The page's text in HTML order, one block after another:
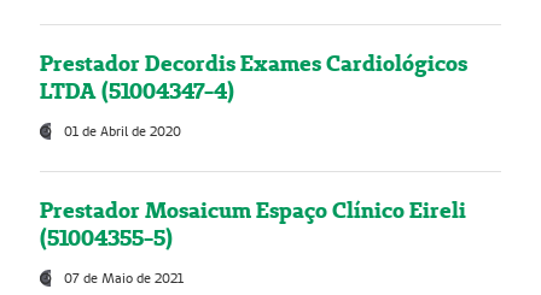
Prestador Decordis Exames Cardiológicos
LTDA (51004347-4)
01 de Abril de 2020
Prestador Mosaicum Espaço Clínico Eireli
(51004355-5)
07 de Maio de 2021